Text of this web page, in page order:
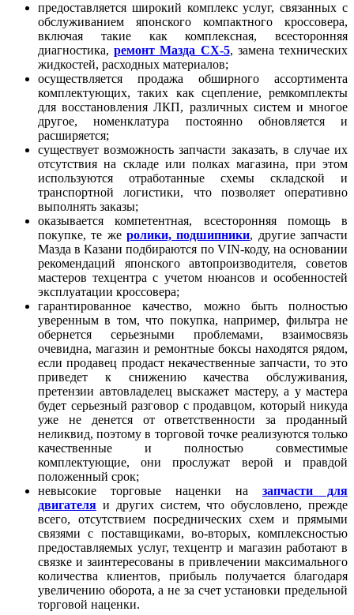
предоставляется широкий комплекс услуг, связанных с
обслуживанием японского компактного кроссовера,
включая такие как комплексная, всесторонняя
диагностика,ремонт Мазда CX-5, замена технических
жидкостей, расходных материалов;
осуществляется продажа обширного ассортимента
комплектующих, таких как сцепление, ремкомплекты
для восстановления ЛКП, различных систем и многое
другое, номенклатура постоянно обновляется и
расширяется;
существует возможность запчасти заказать, в случае их
отсутствия на складе или полках магазина, при этом
используются отработанные схемы складской и
транспортной логистики, что позволяет оперативно
выполнять заказы;
оказывается компетентная, всесторонняя помощь в
покупке, те же ролики, подшипники, другие запчасти
Мазда в Казани подбираются по VIN-коду, на основании
рекомендаций японского автопроизводителя, советов
мастеров техцентра с учетом нюансов и особенностей
эксплуатации кроссовера;
гарантированное качество, можно быть полностью
уверенным в том, что покупка, например, фильтра не
обернется серьезными проблемами, взаимосвязь
очевидна, магазин и ремонтные боксы находятся рядом,
если продавец продаст некачественные запчасти, то это
приведет к снижению качества обслуживания,
претензии автовладелец выскажет мастеру, а у мастера
будет серьезный разговор с продавцом, который никуда
уже не денется от ответственности за проданный
неликвид, поэтому в торговой точке реализуются только
качественные и полностью совместимые
комплектующие, они прослужат верой и правдой
положенный срок;
невысокие торговые наценки на запчасти для
двигателя и других систем, что обусловлено, прежде
всего, отсутствием посреднических схем и прямыми
связями с поставщиками, во-вторых, комплексностью
предоставляемых услуг, техцентр и магазин работают в
связке и заинтересованы в привлечении максимального
количества клиентов, прибыль получается благодаря
увеличению оборота, а не за счет установки предельной
торговой наценки.